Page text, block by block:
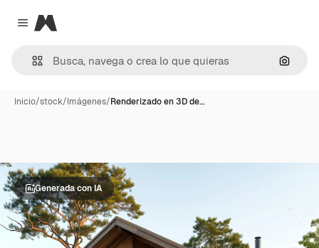
Close menu
Magnific
Inicio/stock/Imágenes/Renderizado en 3D de…
Generada con IA